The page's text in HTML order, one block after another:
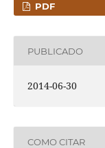
PDF
PUBLICADO
2014-06-30
COMO CITAR